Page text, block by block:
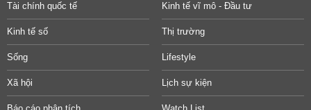
Tài chính quốc tế Kinh tế vĩ mô - Đầu tư
Kinh tế số Thị trường
Sống Lifestyle
Xã hội Lịch sự kiện